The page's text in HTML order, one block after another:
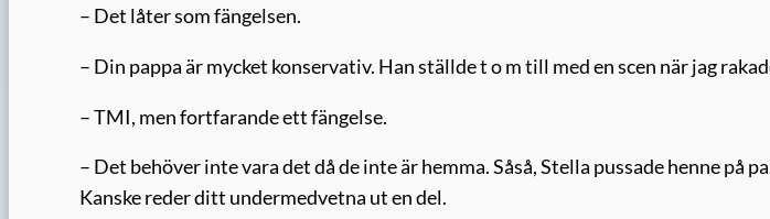
– Det låter som fängelsen.
– Din pappa är mycket konservativ. Han ställde t o m till med en scen när jag
– TMI, men fortfarande ett fängelse.
– Det behöver inte vara det då de inte är hemma. Såså, Stella pussade henne på
Kanske reder ditt undermedvetna ut en del.